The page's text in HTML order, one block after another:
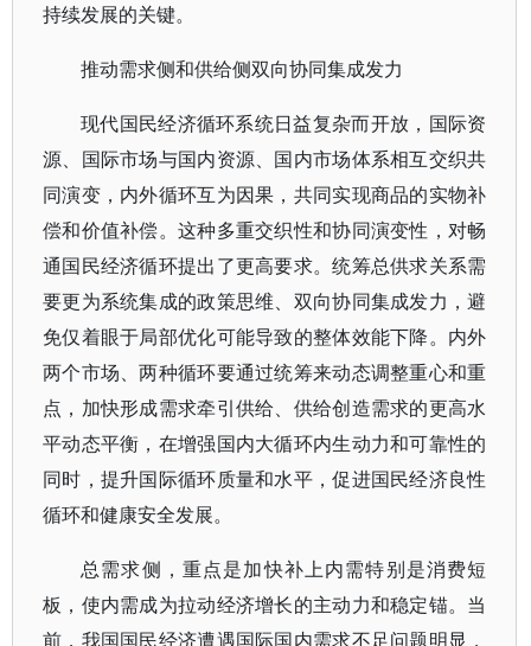
持续发展的关键。
推动需求侧和供给侧双向协同集成发力
现代国民经济循环系统日益复杂而开放，国际资
源、国际市场与国内资源、国内市场体系相互交织共
同演变，内外循环互为因果，共同实现商品的实物补
偿和价值补偿。这种多重交织性和协同演变性，对畅
通国民经济循环提出了更高要求。统筹总供求关系需
要更为系统集成的政策思维、双向协同集成发力，避
免仅着眼于局部优化可能导致的整体效能下降。内外
两个市场、两种循环要通过统筹来动态调整重心和重
点，加快形成需求牵引供给、供给创造需求的更高水
平动态平衡，在增强国内大循环内生动力和可靠性的
同时，提升国际循环质量和水平，促进国民经济良性
循环和健康安全发展。
总需求侧，重点是加快补上内需特别是消费短
板，使内需成为拉动经济增长的主动力和稳定锚。当
前，我国国民经济遭遇国际国内需求不足问题明显，